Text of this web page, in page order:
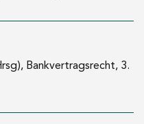
der Zeitschrift für
– BankArchiv (ÖBA)
Bankvertragsrecht, 3.